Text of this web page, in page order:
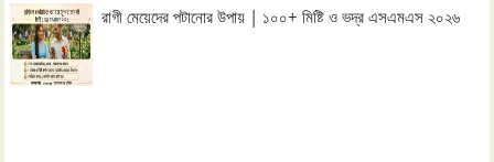
রাগী মেয়েদের পটানোর উপায় | ১০০+ মিষ্টি ও ভদ্র এসএমএস ২০২৬